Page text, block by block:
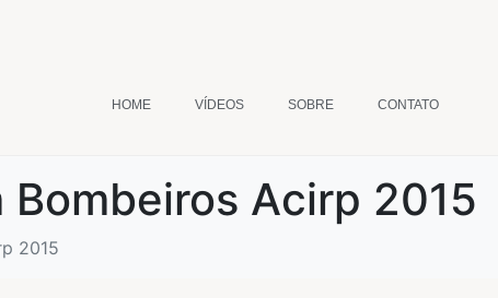
HOME VÍDEOS SOBRE CONTATO
Acirp 2015
2015